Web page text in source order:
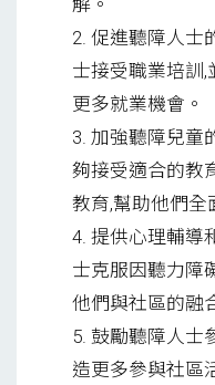
解。
2. 促進聽障人士
士接受職業培訓,
更多就業機會。
3. 加強聽障兒童
夠接受適合的教
教育,幫助他們全
4. 提供心理輔導
士克服因聽力障
他們與社區的融
5. 鼓勵聽障人士
造更多參與社區